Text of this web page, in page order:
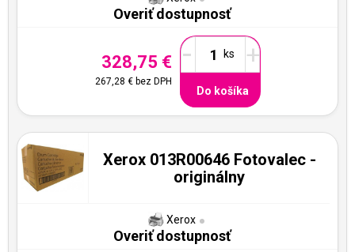
Overiť dostupnosť
328,75 €
267,28 €bez DPH
- +
Do košíka
Xerox 013R00646 Fotovalec -
originálny
Xerox
Overiť dostupnosť